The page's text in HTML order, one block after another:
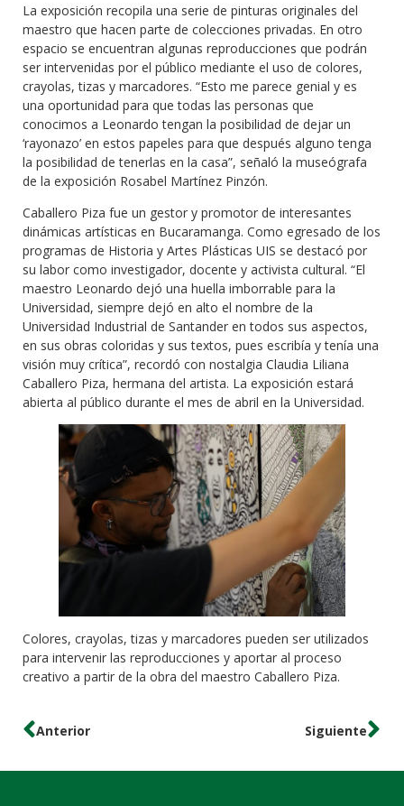
La exposición recopila una serie de pinturas originales del
maestro que hacen parte de colecciones privadas. En otro
espacio se encuentran algunas reproducciones que podrán
ser intervenidas por el público mediante el uso de colores,
crayolas, tizas y marcadores. “Esto me parece genial y es
una oportunidad para que todas las personas que
conocimos a Leonardo tengan la posibilidad de dejar un
‘rayonazo’ en estos papeles para que después alguno tenga
la posibilidad de tenerlas en la casa”, señaló la museógrafa
de la exposición Rosabel Martínez Pinzón.
Caballero Piza fue un gestor y promotor de interesantes
dinámicas artísticas en Bucaramanga. Como egresado de los
programas de Historia y Artes Plásticas UIS se destacó por
su labor como investigador, docente y activista cultural. “El
maestro Leonardo dejó una huella imborrable para la
Universidad, siempre dejó en alto el nombre de la
Universidad Industrial de Santander en todos sus aspectos,
en sus obras coloridas y sus textos, pues escribía y tenía una
visión muy crítica”, recordó con nostalgia Claudia Liliana
Caballero Piza, hermana del artista. La exposición estará
abierta al público durante el mes de abril en la Universidad.
Colores, crayolas, tizas y marcadores pueden ser utilizados
para intervenir las reproducciones y aportar al proceso
creativo a partir de la obra del maestro Caballero Piza.
Anterior Siguiente